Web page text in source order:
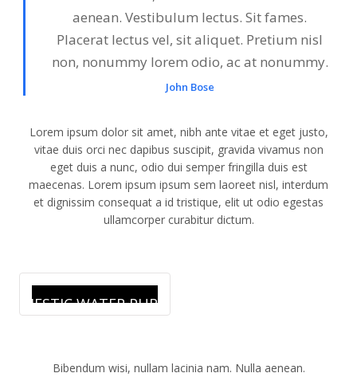
aenean. Vestibulum lectus. Sit fames.
Placerat lectus vel, sit aliquet. Pretium nisl
non, nonummy lorem odio, ac at nonummy.
John Bose
Lorem ipsum dolor sit amet, nibh ante vitae et eget justo,
vitae duis orci nec dapibus suscipit, gravida vivamus non
eget duis a nunc, odio dui semper fringilla duis est
maecenas. Lorem ipsum ipsum sem laoreet nisl, interdum
et dignissim consequat a id tristique, elit ut odio egestas
ullamcorper curabitur dictum.
DOMESTIC WATER PURIFIER
Bibendum wisi, nullam lacinia nam. Nulla aenean.